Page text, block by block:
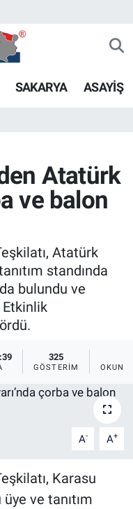
SAKARYA ASAYİŞ
Atatürk
ve balon
Atatürk
standında
bulundu ve
325
GÖSTERIM
A- A+
Karasu
ve tanıtım